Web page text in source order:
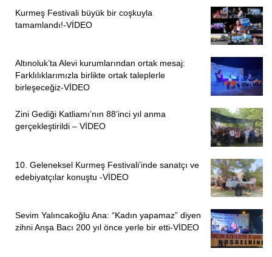
ÇALIŞILIYOR”
Oluşan tablonun kendisi şu an yaşamın kendisinde var
olan gerçekliği değil, iktidar tarafından istenilen bir
gerçekliğin yansıması olacağını belirten şöyle devam etti:
” Okulu bir bütün olarak düşündüğümüzde okul yaşantısını
kız ve erkek öğrenciler olarak ayırdığınızda oradaki
bütünlüğü yaşama aykırı bir şekilde ayırmış ve doğal
olmayanı doğalmış gibi eğitim yaşantısının içine
sokacaksınız. Daha önemlisi kız öğrencisinin okuldaki var
oluşunu doğasına aykırı bir şekilde toplumsal yaşamdan
kopararak eril bir toplumda, eve hapis edilmeye çalışılan
üzerinde kontrol kurulmaya çalışılan bir birey olarak
kadının çok daha olumsuz bir yaşantıyı kabul etmesi
Kurmeş Festivali büyük bir coşkuyla
tamamlandı!-VİDEO
Altınoluk’ta Alevi kurumlarından ortak mesaj:
Farklılıklarımızla birlikte ortak taleplerle
birleşeceğiz-VİDEO
Zini Gediği Katliamı’nın 88’inci yıl anma
gerçekleştirildi – VİDEO
10. Geleneksel Kurmeş Festivali’inde sanatçı ve
edebiyatçılar konuştu -VİDEO
Sevim Yalıncakoğlu Ana: “Kadın yapamaz” diyen
zihni Anşa Bacı 200 yıl önce yerle bir etti-VİDEO